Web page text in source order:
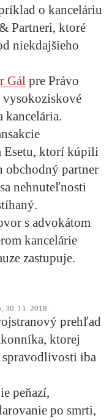
o kanceláriu
Partneri, ktoré
niekdajšieho
Gál pre Právo
vysokoziskové
kancelária.
Esetu, ktorí kúpili
obchodný partner
nehnuteľnosti
s advokátom
kancelárie
zastupuje.
30. 11. 2018.
prehľad
ktorej
iba
peňazí,
po smrti,